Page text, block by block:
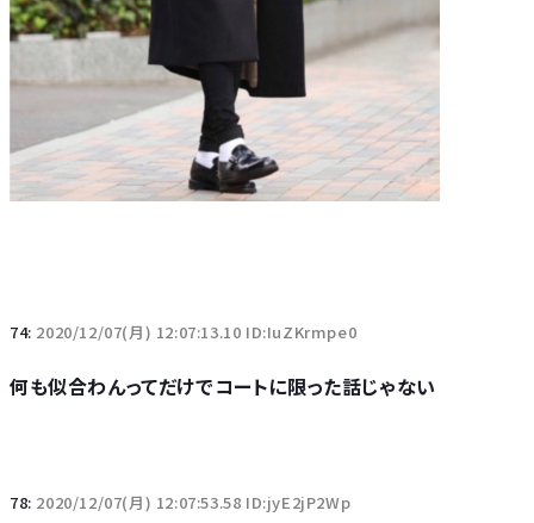
74: 2020/12/07(月) 12:07:13.10 ID:IuZKrmpe0
何も似合わんってだけでコートに限った話じゃない
78: 2020/12/07(月) 12:07:53.58 ID:jyE2jP2Wp